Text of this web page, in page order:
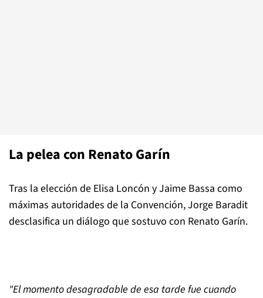
La pelea con Renato Garín
Tras la elección de Elisa Loncón y Jaime Bassa como
máximas autoridades de la Convención, Jorge Baradit
desclasifica un diálogo que sostuvo con Renato Garín.
"El momento desagradable de esa tarde fue cuando